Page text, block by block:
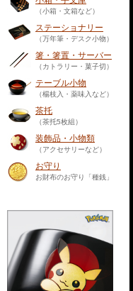
（小箱・文箱など）
ステーショナリー
（万年筆・デスク小物）
箸・箸置・サーバー
（カトラリー・菓子切）
テーブル小物
（楊枝入・薬味入など）
茶托
（茶托5枚組）
装飾品・小物類
（アクセサリーなど）
お守り
お財布のお守り「種銭」